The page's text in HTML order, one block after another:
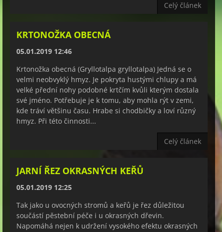
Celý článek
KRTONOŽKA OBECNÁ
05.01.2019 12:46
Krtonožka obecná (Gryllotalpa gryllotalpa) Jedná se o
velmi neobvyklý hmyz. Je pokryta hustými chlupy a má
velké přední nohy podobné krtčím kvůli kterým dostala
své jméno. Potřebuje je k tomu, aby mohla rýt v zemi,
kde tráví většinu času. Hrabe si chodbičky a loví různý
hmyz. Při této činnosti...
Celý článek
JARNÍ ŘEZ OKRASNÝCH KEŘŮ
05.01.2019 12:25
Tak jako u ovocných stromů a keřů je řez důležitou
součástí pěstební péče i u okrasných dřevin.
Napomáhá nejen k udržení vysokého efektu okrasných